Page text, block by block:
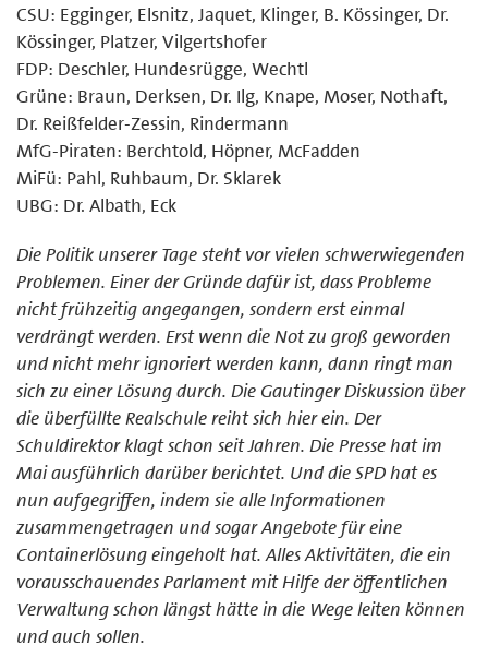
CSU: Egginger, Elsnitz, Jaquet, Klinger, B. Kössinger, Dr.
Kössinger, Platzer, Vilgertshofer
FDP: Deschler, Hundesrügge, Wechtl
Grüne: Braun, Derksen, Dr. Ilg, Knape, Moser, Nothaft,
Dr. Reißfelder-Zessin, Rindermann
MfG-Piraten: Berchtold, Höpner, McFadden
MiFü: Pahl, Ruhbaum, Dr. Sklarek
UBG: Dr. Albath, Eck
Die Politik unserer Tage steht vor vielen schwerwiegenden
Problemen. Einer der Gründe dafür ist, dass Probleme
nicht frühzeitig angegangen, sondern erst einmal
verdrängt werden. Erst wenn die Not zu groß geworden
und nicht mehr ignoriert werden kann, dann ringt man
sich zu einer Lösung durch. Die Gautinger Diskussion über
die überfüllte Realschule reiht sich hier ein. Der
Schuldirektor klagt schon seit Jahren. Die Presse hat im
Mai ausführlich darüber berichtet. Und die SPD hat es
nun aufgegriffen, indem sie alle Informationen
zusammengetragen und sogar Angebote für eine
Containerlösung eingeholt hat. Alles Aktivitäten, die ein
vorausschauendes Parlament mit Hilfe der öffentlichen
Verwaltung schon längst hätte in die Wege leiten können
und auch sollen.